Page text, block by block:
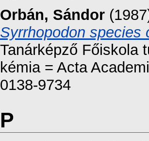
Orbán, Sándor
Syrrhopodon species
Tanárképző Főiskola
kémia = Acta
0138-9734
P